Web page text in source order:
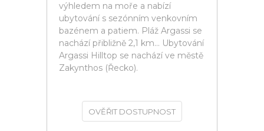
výhledem na moře a nabízí
ubytování s sezónním venkovním
bazénem a patiem. Pláž Argassi se
nachází přibližně 2,1 km... Ubytování
Argassi Hilltop se nachází ve městě
Zakynthos (Řecko).
OVĚŘIT DOSTUPNOST